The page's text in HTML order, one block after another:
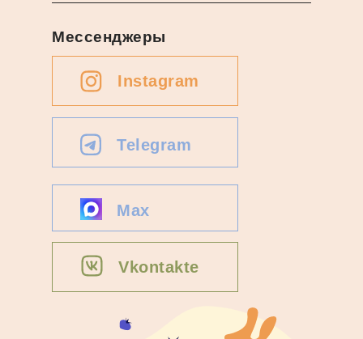
Instagram
Telegram
Max
Vkontakte
Мессенджеры